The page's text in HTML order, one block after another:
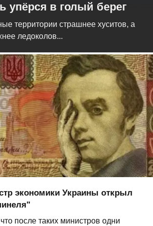
упёрся в голый берег
территории страшнее хуситов, а
ледоколов...
экономики Украины открыл
после таких министров одни